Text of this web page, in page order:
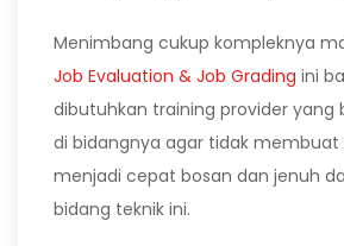
Menimbang cukup kompleknya
Job Evaluation & Job Grading ini
dibutuhkan training provider yang
di bidangnya agar tidak
menjadi cepat bosan dan jenuh
bidang teknik ini.